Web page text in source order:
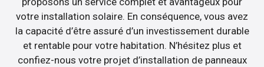
votre installation solaire. En conséquence, vous avez
la capacité d’être assuré d’un investissement durable
et rentable pour votre habitation. N’hésitez plus et
confiez-nous votre projet d’installation de panneaux